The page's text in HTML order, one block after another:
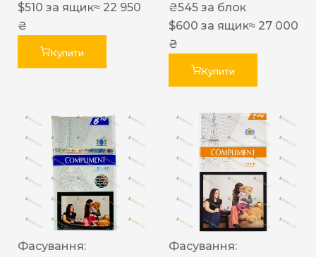
$510 за ящик≈ 22 950
₴
Купити
₴545 за блок
$600 за ящик≈ 27 000
₴
Купити
Фасування:
Фасування: